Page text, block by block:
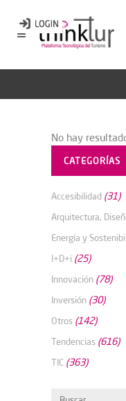
No hay
CATEGORÍAS
Accesibilidad (31)
Arquitectura,
Energía y
I+D+i (25)
Innovación (78)
Inversión (30)
Otros (142)
Tendencias (616)
TIC (363)